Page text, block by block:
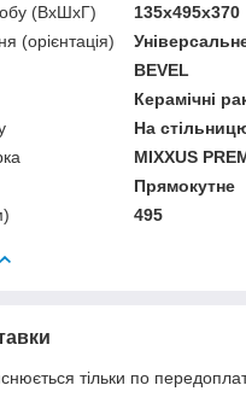
(ВхШхГ)
135x495x370
(орієнтація)
BEVEL
Керамічні
На
MIXXUS
Прямокутне
495
тільки по